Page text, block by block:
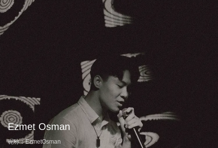
Ezmet Osman
昵称：EzmetOsman